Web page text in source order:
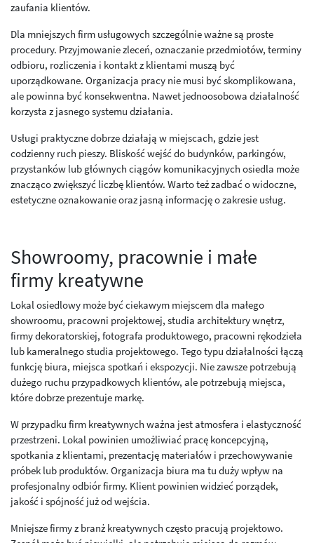
zaufania klientów.
Dla mniejszych firm usługowych szczególnie ważne są proste
procedury. Przyjmowanie zleceń, oznaczanie przedmiotów, terminy
odbioru, rozliczenia i kontakt z klientami muszą być
uporządkowane. Organizacja pracy nie musi być skomplikowana,
ale powinna być konsekwentna. Nawet jednoosobowa działalność
korzysta z jasnego systemu działania.
Usługi praktyczne dobrze działają w miejscach, gdzie jest
codzienny ruch pieszy. Bliskość wejść do budynków, parkingów,
przystanków lub głównych ciągów komunikacyjnych osiedla może
znacząco zwiększyć liczbę klientów. Warto też zadbać o widoczne,
estetyczne oznakowanie oraz jasną informację o zakresie usług.
Showroomy, pracownie i małe
firmy kreatywne
Lokal osiedlowy może być ciekawym miejscem dla małego
showroomu, pracowni projektowej, studia architektury wnętrz,
firmy dekoratorskiej, fotografa produktowego, pracowni rękodzieła
lub kameralnego studia projektowego. Tego typu działalności łączą
funkcję biura, miejsca spotkań i ekspozycji. Nie zawsze potrzebują
dużego ruchu przypadkowych klientów, ale potrzebują miejsca,
które dobrze prezentuje markę.
W przypadku firm kreatywnych ważna jest atmosfera i elastyczność
przestrzeni. Lokal powinien umożliwiać pracę koncepcyjną,
spotkania z klientami, prezentację materiałów i przechowywanie
próbek lub produktów. Organizacja biura ma tu duży wpływ na
profesjonalny odbiór firmy. Klient powinien widzieć porządek,
jakość i spójność już od wejścia.
Mniejsze firmy z branż kreatywnych często pracują projektowo.